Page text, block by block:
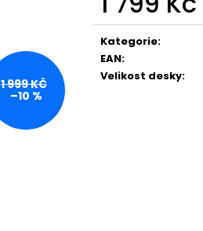
Měrná
cena:
Kategorie:
EAN:
Velikost desky:
1 999 KČ
–10 %